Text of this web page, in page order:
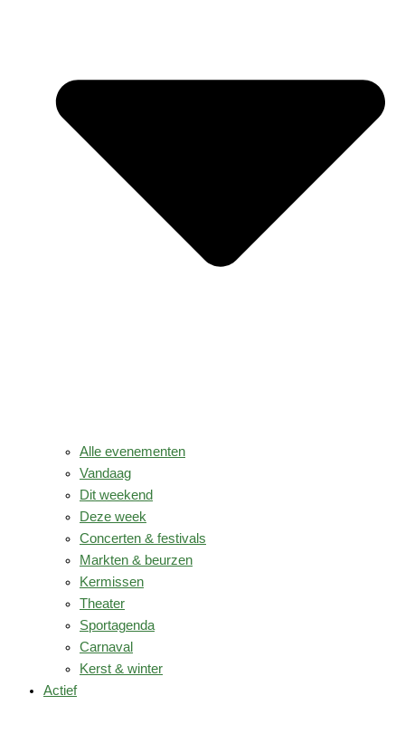
Alle evenementen
Vandaag
Dit weekend
Deze week
Concerten & festivals
Markten & beurzen
Kermissen
Theater
Sportagenda
Carnaval
Kerst & winter
Actief